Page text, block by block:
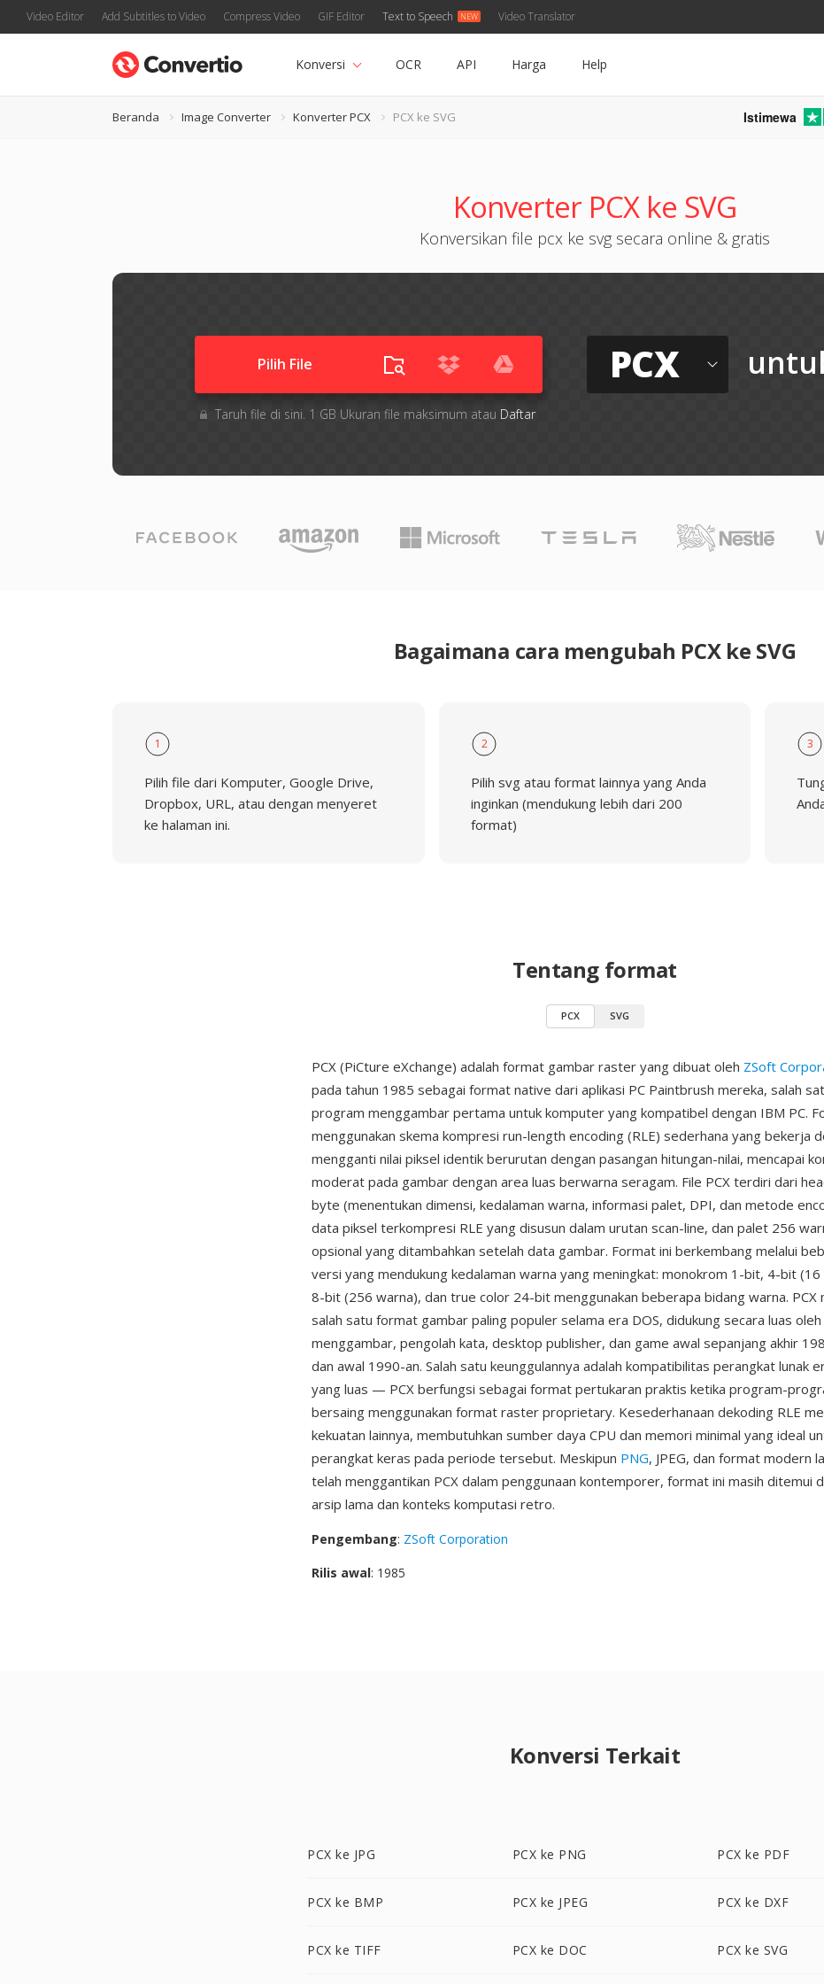
Video Editor Add Subtitles to Video Compress Video GIF Editor Text to Speech Video Translator
Konversi OCR API Harga Help
Beranda Image Converter Konverter PCX PCX ke SVG Istimewa
Konverter PCX ke SVG
Konversikan file pcx ke svg secara online & gratis
Pilih File
Taruh file di sini. 1 GB Ukuran file maksimum atau Daftar
PCX
Bagaimana cara mengubah PCX ke SVG
1
Pilih file dari Komputer, Google Drive,
Dropbox, URL, atau dengan menyeret
ke halaman ini.
2
Pilih svg atau format lainnya yang Anda
inginkan (mendukung lebih dari 200
format)
3
Tentang format
PCX SVG
PCX (PiCture eXchange) adalah format gambar raster yang dibuat oleh ZSoft
pada tahun 1985 sebagai format native dari aplikasi PC Paintbrush mereka, salah
program menggambar pertama untuk komputer yang kompatibel dengan IBM PC.
menggunakan skema kompresi run-length encoding (RLE) sederhana yang bekerja
mengganti nilai piksel identik berurutan dengan pasangan hitungan-nilai, mencapai
moderat pada gambar dengan area luas berwarna seragam. File PCX terdiri dari
byte (menentukan dimensi, kedalaman warna, informasi palet, DPI, dan metode
data piksel terkompresi RLE yang disusun dalam urutan scan-line, dan palet 256
opsional yang ditambahkan setelah data gambar. Format ini berkembang melalui
versi yang mendukung kedalaman warna yang meningkat: monokrom 1-bit, 4-bit (16
8-bit (256 warna), dan true color 24-bit menggunakan beberapa bidang warna. PCX
salah satu format gambar paling populer selama era DOS, didukung secara luas
menggambar, pengolah kata, desktop publisher, dan game awal sepanjang akhir
dan awal 1990-an. Salah satu keunggulannya adalah kompatibilitas perangkat lunak
yang luas — PCX berfungsi sebagai format pertukaran praktis ketika program-
bersaing menggunakan format raster proprietary. Kesederhanaan dekoding RLE
kekuatan lainnya, membutuhkan sumber daya CPU dan memori minimal yang ideal
perangkat keras pada periode tersebut. Meskipun PNG, JPEG, dan format modern
telah menggantikan PCX dalam penggunaan kontemporer, format ini masih ditemui
arsip lama dan konteks komputasi retro.
Pengembang: ZSoft Corporation
Rilis awal: 1985
Konversi Terkait
PCX ke JPG PCX ke PNG PCX ke PDF
PCX ke BMP PCX ke JPEG PCX ke DXF
PCX ke TIFF PCX ke DOC PCX ke SVG